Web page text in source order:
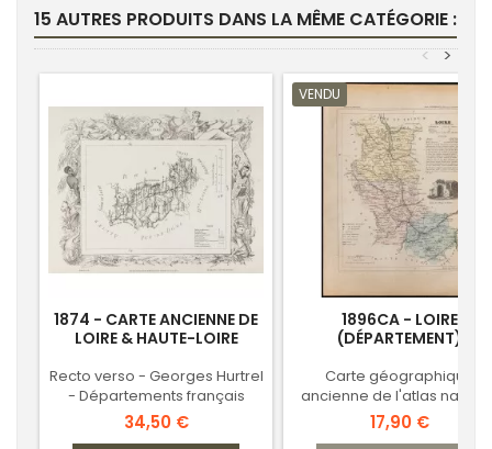
15 AUTRES PRODUITS DANS LA MÊME CATÉGORIE :
>
<
1874 - CARTE ANCIENNE DE
LOIRE & HAUTE-LOIRE
Recto verso - Georges Hurtrel
- Départements français
Prix
34,50 €
VENDU
1896CA - LOIRE
(DÉPARTEMENT)
Carte géographique
ancienne de l'atlas
Prix
17,90 €